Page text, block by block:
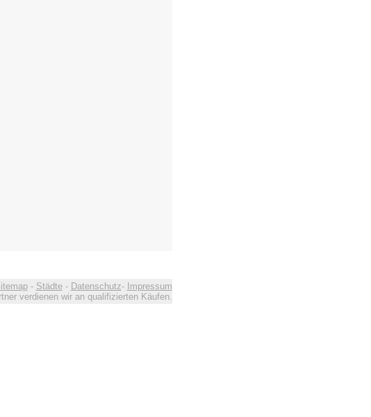
- Städte- Datenschutz- Impressum
verdienen wir an qualifizierten Käufen.